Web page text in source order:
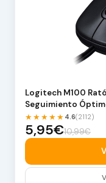
Logitech M100
Seguimiento
★★★★★ 4.6(2112)
5,95€10,99€